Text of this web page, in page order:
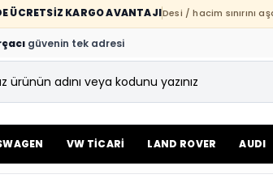
ÜCRETSİZ KARGO AVANTAJIDesi / hacim sınırını
güvenin tek adresi
VW TİCARİ LAND ROVER AUDI